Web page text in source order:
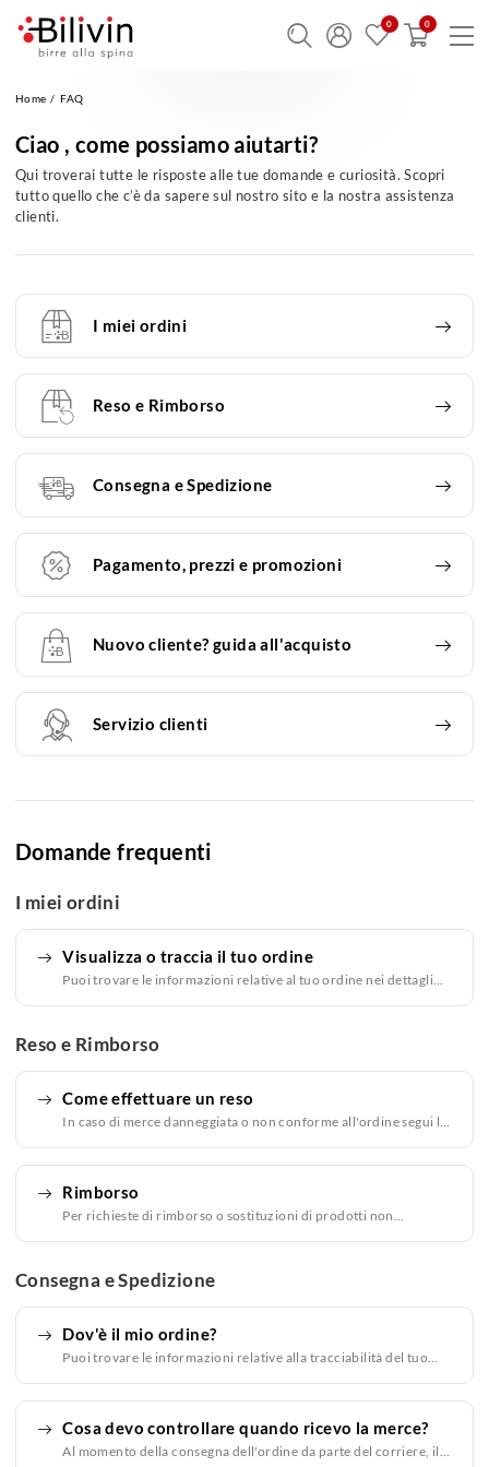
Assistenza
Home FAQ
Ciao , come possiamo aiutarti?
Qui troverai tutte le risposte alle tue domande e curiosità. Scopri
tutto quello che c’è da sapere sul nostro sito e la nostra assistenza
clienti.
I miei ordini
Reso e Rimborso
Consegna e Spedizione
Pagamento, prezzi e promozioni
Nuovo cliente? guida all'acquisto
Servizio clienti
Domande frequenti
I miei ordini
Visualizza o traccia il tuo ordine
Puoi trovare le informazioni relative al tuo ordine nei dettagli
Reso e Rimborso
Come effettuare un reso
In caso di merce danneggiata o non conforme all'ordine segui le
Rimborso
Per richieste di rimborso o sostituzioni di prodotti non
Consegna e Spedizione
Dov'è il mio ordine?
Puoi trovare le informazioni relative alla tracciabilità del tuo
Cosa devo controllare quando ricevo la merce?
Al momento della consegna dell'ordine da parte del corriere, il